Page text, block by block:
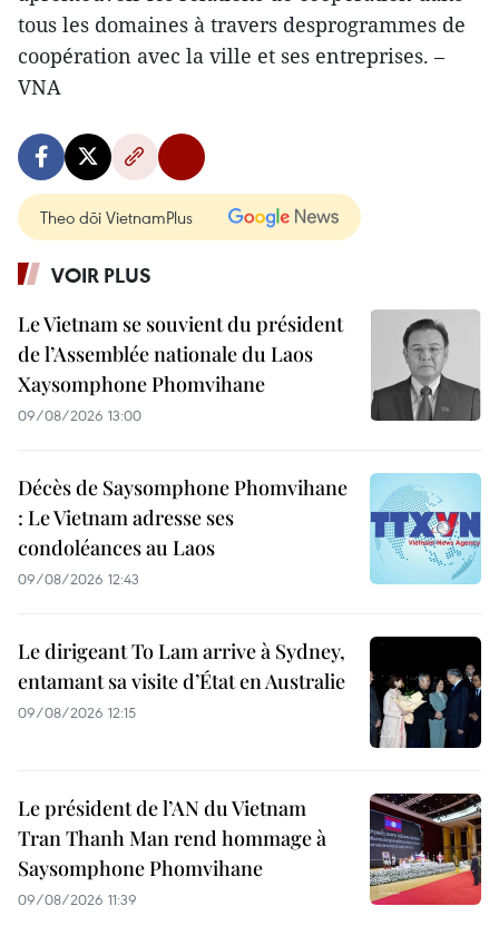
tous les domaines à travers desprogrammes de
coopération avec la ville et ses entreprises. –
VNA
Theo dõi VietnamPlus
VOIR PLUS
Le Vietnam se souvient du président
de l’Assemblée nationale du Laos
Xaysomphone Phomvihane
09/08/2026 13:00
Décès de Saysomphone Phomvihane
: Le Vietnam adresse ses
condoléances au Laos
09/08/2026 12:43
Le dirigeant To Lam arrive à Sydney,
entamant sa visite d’État en Australie
09/08/2026 12:15
Le président de l’AN du Vietnam
Tran Thanh Man rend hommage à
Saysomphone Phomvihane
09/08/2026 11:39